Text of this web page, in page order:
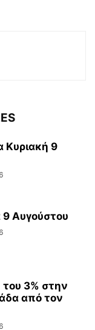
Κυριακή 9
9 Αυγούστου
3% στην
από τον